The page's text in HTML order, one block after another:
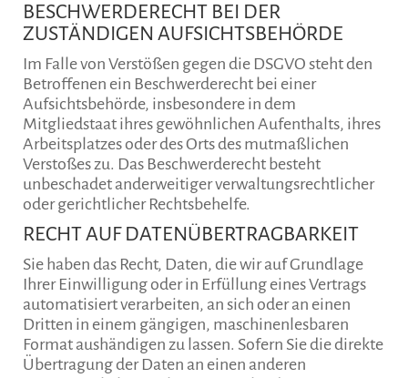
BESCHWERDE­RECHT BEI DER
ZUSTÄNDIGEN AUFSICHTS­BEHÖRDE
Im Falle von Verstößen gegen die DSGVO steht den
Betroffenen ein Beschwerderecht bei einer
Aufsichtsbehörde, insbesondere in dem
Mitgliedstaat ihres gewöhnlichen Aufenthalts, ihres
Arbeitsplatzes oder des Orts des mutmaßlichen
Verstoßes zu. Das Beschwerderecht besteht
unbeschadet anderweitiger verwaltungsrechtlicher
oder gerichtlicher Rechtsbehelfe.
RECHT AUF DATEN­ÜBERTRAG­BARKEIT
Sie haben das Recht, Daten, die wir auf Grundlage
Ihrer Einwilligung oder in Erfüllung eines Vertrags
automatisiert verarbeiten, an sich oder an einen
Dritten in einem gängigen, maschinenlesbaren
Format aushändigen zu lassen. Sofern Sie die direkte
Übertragung der Daten an einen anderen